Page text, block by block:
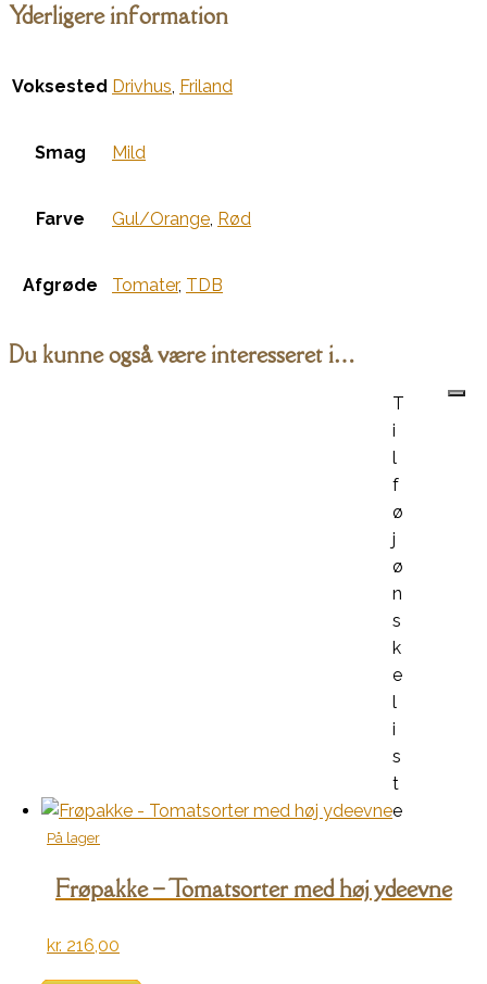
Yderligere information
Voksested Drivhus, Friland
Smag Mild
Farve Gul/Orange, Rød
Afgrøde Tomater, TDB
Du kunne også være interesseret i…
T
i
l
f
ø
j
ø
n
s
k
e
l
i
s
t
e
På lager
Frøpakke – Tomatsorter med høj ydeevne
kr. 216,00